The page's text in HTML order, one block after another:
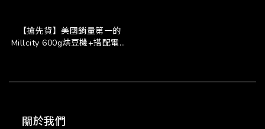
【搶先貨】美國銷量第一的
Millcity 600g烘豆機+搭配電熱
關於我們